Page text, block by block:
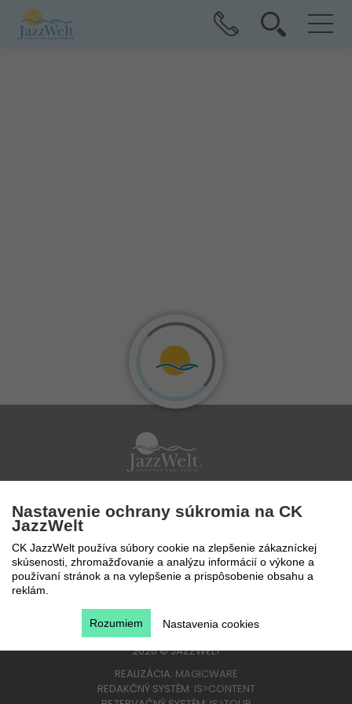
Po - Pi 9 - 17 hod
0850 777 888
2026©JAZZWELT
REALIZÁCIA: MAGICWARE
REDAKČNÝ SYSTÉM: IS>CONTENT
Nastavenie ochrany súkromia na CK
JazzWelt
CK JazzWelt používa súbory cookie na zlepšenie zákazníckej
skúsenosti, zhromažďovanie a analýzu informácií o výkone a
používaní stránok a na vylepšenie a prispôsobenie obsahu a
reklám.
Nastavenia cookies
Rozumiem